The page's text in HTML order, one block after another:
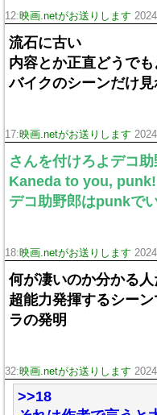
12:映画.netがお送りします
流石に古い
内容とか正直どうでも
バイクのシーンだけ
17:映画.netがお送りします
さんを付けろよデコ
Kaneda to you,
デコ助野郎はpunkで
18:映画.netがお送りします
何が凄いのか分かる
超能力発揮するシー
ラの発明
32:映画.netがお送りします
>>18